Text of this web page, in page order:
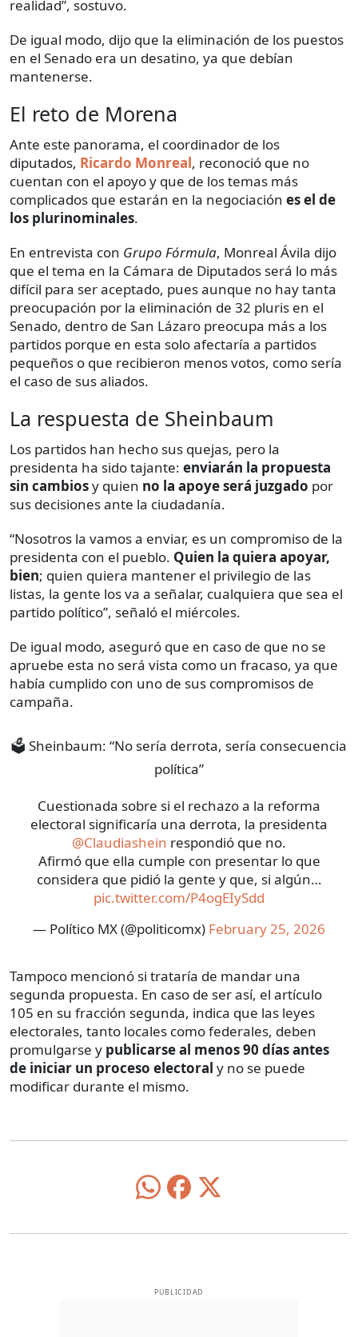
realidad”, sostuvo.
De igual modo, dijo que la eliminación de los puestos
en el Senado era un desatino, ya que debían
mantenerse.
El reto de Morena
Ante este panorama, el coordinador de los
diputados, Ricardo Monreal, reconoció que no
cuentan con el apoyo y que de los temas más
complicados que estarán en la negociación es el de
los plurinominales.
En entrevista con Grupo Fórmula, Monreal Ávila dijo
que el tema en la Cámara de Diputados será lo más
difícil para ser aceptado, pues aunque no hay tanta
preocupación por la eliminación de 32 pluris en el
Senado, dentro de San Lázaro preocupa más a los
partidos porque en esta solo afectaría a partidos
pequeños o que recibieron menos votos, como sería
el caso de sus aliados.
La respuesta de Sheinbaum
Los partidos han hecho sus quejas, pero la
presidenta ha sido tajante: enviarán la propuesta
sin cambiosy quien no la apoye será juzgado por
sus decisiones ante la ciudadanía.
“Nosotros la vamos a enviar, es un compromiso de la
presidenta con el pueblo. Quien la quiera apoyar,
bien; quien quiera mantener el privilegio de las
listas, la gente los va a señalar, cualquiera que sea el
partido político”, señaló el miércoles.
De igual modo, aseguró que en caso de que no se
apruebe esta no será vista como un fracaso, ya que
había cumplido con uno de sus compromisos de
campaña.
🗳️ Sheinbaum: “No sería derrota, sería consecuencia
política”
Cuestionada sobre si el rechazo a la reforma
electoral significaría una derrota, la presidenta
@Claudiashein respondió que no.
Afirmó que ella cumple con presentar lo que
considera que pidió la gente y que, si algún…
pic.twitter.com/P4ogEIySdd
— Político MX (@politicomx) February 25, 2026
Tampoco mencionó si trataría de mandar una
segunda propuesta. En caso de ser así, el artículo
105 en su fracción segunda, indica que las leyes
electorales, tanto locales como federales, deben
promulgarse y publicarse al menos 90 días antes
de iniciar un proceso electoral y no se puede
modificar durante el mismo.
PUBLICIDAD